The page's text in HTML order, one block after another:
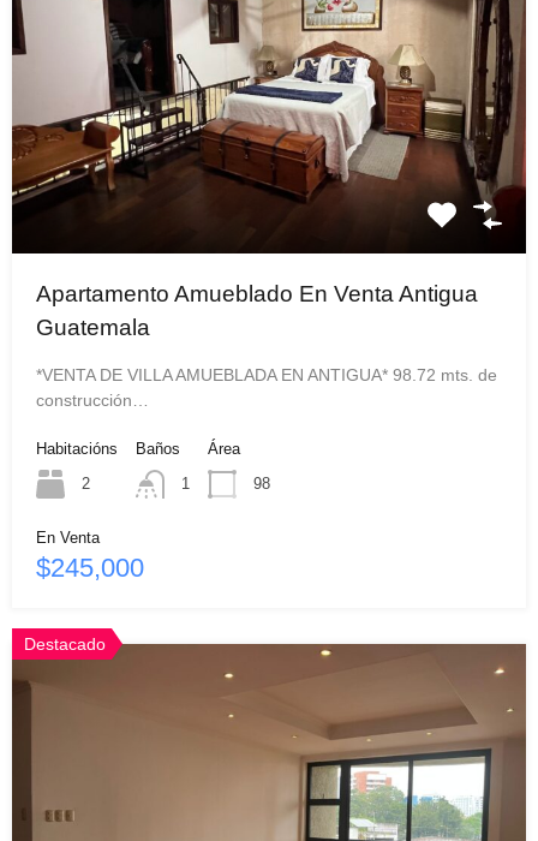
Apartamento Amueblado En Venta Antigua
Guatemala
*VENTA DE VILLA AMUEBLADA EN ANTIGUA* 98.72 mts. de
construcción…
Habitacións
2
Baños
1
Área
98
En Venta
$245,000
Destacado